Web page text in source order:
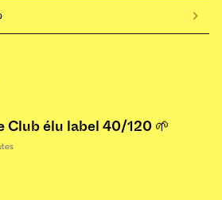
Club élu label 40/120 🌱